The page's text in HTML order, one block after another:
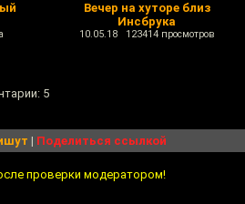
Вечер на хуторе близ
Инсбрука
10.05.18 123414 просмотров
5
| Поделиться ссылкой
проверки модератором!